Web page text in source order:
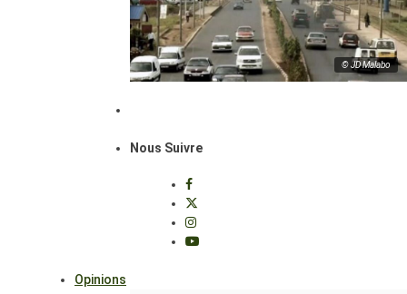
© JD Malabo
Nous Suivre
Opinions